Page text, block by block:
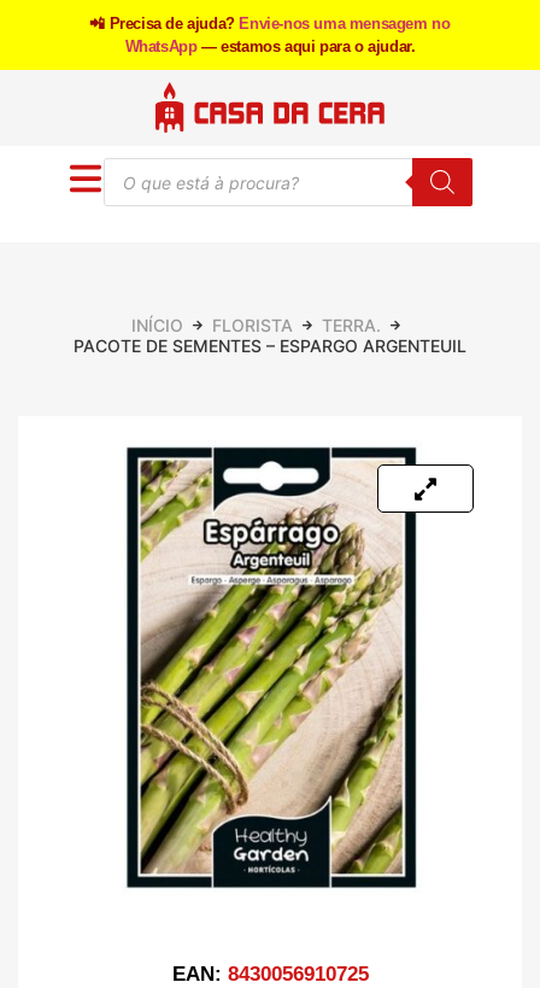
📲 Precisa de ajuda? Envie-nos uma mensagem no
WhatsApp — estamos aqui para o ajudar.
INÍCIO FLORISTA
TERRA.
PACOTE DE SEMENTES – ESPARGO ARGENTEUIL
EAN: 8430056910725